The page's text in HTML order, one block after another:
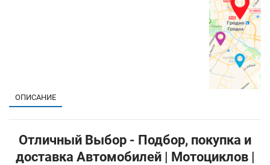
ОПИСАНИЕ
Отличный Выбор - Подбор, покупка и
доставка Автомобилей | Мотоциклов |